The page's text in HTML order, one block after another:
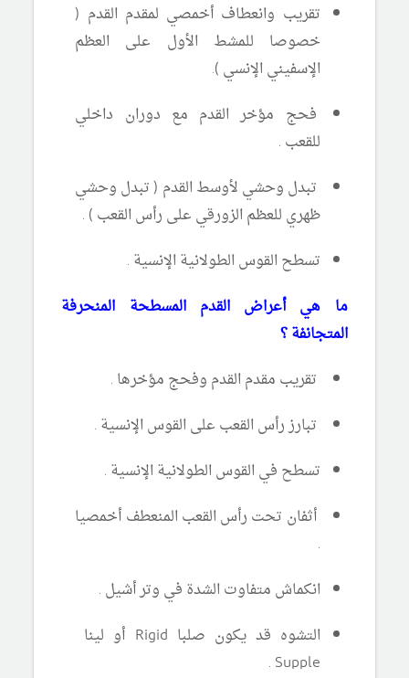
تقريب وانعطاف أخمصي لمقدم القدم (
خصوصا للمشط الأول على العظم
الإسفيني الإنسي ).
فحج مؤخر القدم مع دوران داخلي
للقعب .
تبدل وحشي لأوسط القدم ( تبدل وحشي
ظهري للعظم الزورقي على رأس القعب ) .
تسطح القوس الطولانية الإنسية .
ما هي أعراض القدم المسطحة المنحرفة
المتجانفة ؟
تقريب مقدم القدم وفحج مؤخرها .
تبارز رأس القعب على القوس الإنسية .
تسطح في القوس الطولانية الإنسية .
أثفان تحت رأس القعب المنعطف أخمصيا
.
انكماش متفاوت الشدة في وتر أشيل .
التشوه قد يكون صلبا Rigid أو لينا
Supple
.